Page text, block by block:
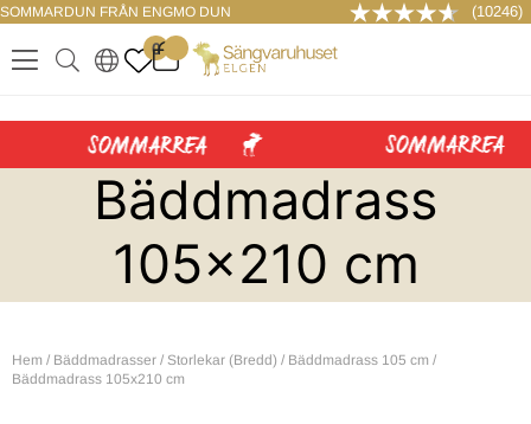
SOMMARDUN FRÅN ENGMO DUN (10246)
.
0
. ..
LOGGA IN
Bäddmadrass
105x210 cm
Hem / Bäddmadrasser / Storlekar (Bredd) / Bäddmadrass 105 cm /
Bäddmadrass 105x210 cm